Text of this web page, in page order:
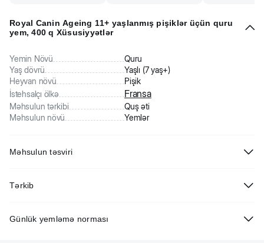
Royal Canin Ageing 11+ yaşlanmış pişiklər üçün quru
yem, 400 q Xüsusiyyətlər
Yemin Növü
Quru
Yaş dövrü
Yaşlı (7 yaş+)
Heyvan növü
Pişik
İstehsalçı ölkə
Fransa
Məhsulun tərkibi
Quş əti
Məhsulun növü
Yemlər
Məhsulun təsviri
pişiklərin xüsusi ehtiyaclarını ödəməyə kömək edir. Yemin daha
formaya malikdir.
Tərkib
glüteni, heyvan piyləri, hidroliz olunmuş heyvan mənşəli zülallar,
Günlük yemləmə norması